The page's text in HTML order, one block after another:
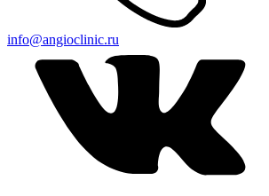
info@angioclinic.ru